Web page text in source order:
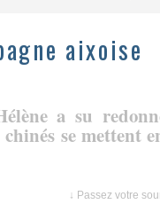
aixoise
a su
se mettent
↓ Passez votre